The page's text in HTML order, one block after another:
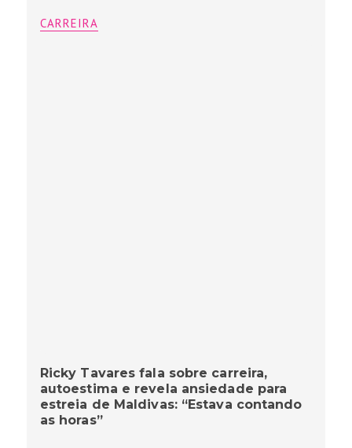
CARREIRA
Ricky Tavares fala sobre carreira,
autoestima e revela ansiedade para
estreia de Maldivas: “Estava contando
as horas”